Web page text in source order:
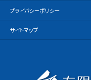
プライバシーポリシー
サイトマップ